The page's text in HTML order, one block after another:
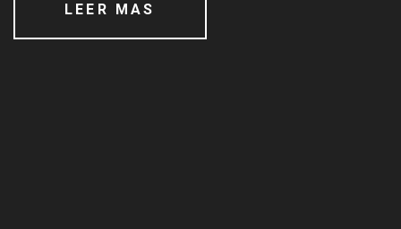
LEER MAS